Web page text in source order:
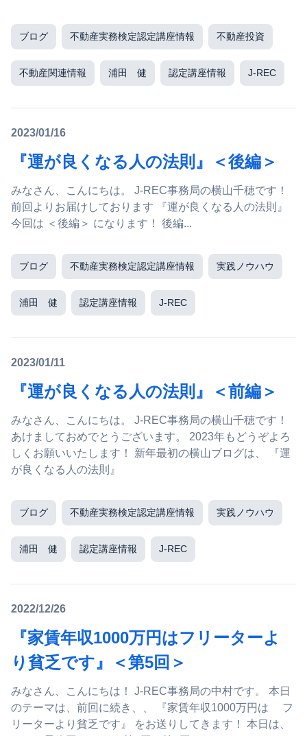
ブログ 不動産実務検定認定講座情報 不動産投資
不動産関連情報 浦田 健 認定講座情報 J-REC
2023/01/16
『運が良くなる人の法則』＜後編＞
みなさん、こんにちは。 J-REC事務局の横山千穂です！
前回よりお届けしております 『運が良くなる人の法則』
今回は ＜後編＞ になります！ 後編...
ブログ 不動産実務検定認定講座情報 実践ノウハウ
浦田 健 認定講座情報 J-REC
2023/01/11
『運が良くなる人の法則』＜前編＞
みなさん、こんにちは。 J-REC事務局の横山千穂です！
あけましておめでとうございます。 2023年もどうぞよろ
しくお願いいたします！ 新年最初の横山ブログは、 『運
が良くなる人の法則』
ブログ 不動産実務検定認定講座情報 実践ノウハウ
浦田 健 認定講座情報 J-REC
2022/12/26
『家賃年収1000万円はフリーターよ
り貧乏です』＜第5回＞
みなさん、こんにちは！ J-REC事務局の中村です。 本日
のテーマは、前回に続き、、 『家賃年収1000万円は フ
リーターより貧乏です』 をお送りしてきます！ 本日は、